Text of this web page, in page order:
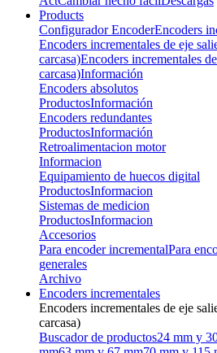
Products
Configurador EncoderEncoders
Encoders incrementales de eje
carcasa)Encoders incrementales
carcasa)Información
Encoders absolutos
ProductosInformación
Encoders redundantes
ProductosInformación
Retroalimentacion motor
Informacion
Equipamiento de huecos digital
ProductosInformacion
Sistemas de medicion
ProductosInformacion
Accesorios
Para encoder incrementalPara
generales
Archivo
Encoders incrementales
Encoders incrementales de eje
carcasa)
Buscador de productos24 mm y